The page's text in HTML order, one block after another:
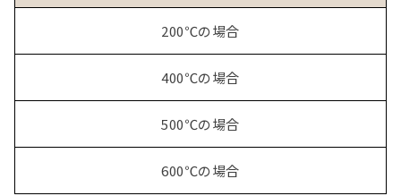
200℃の場合
400℃の場合
500℃の場合
600℃の場合